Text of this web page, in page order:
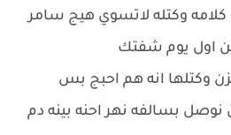
وكتله لاتسوي هيج سامر
اول يوم شفتك
وكتلها انه هم احبج بس
بسالفه نهر احنه بينه دم